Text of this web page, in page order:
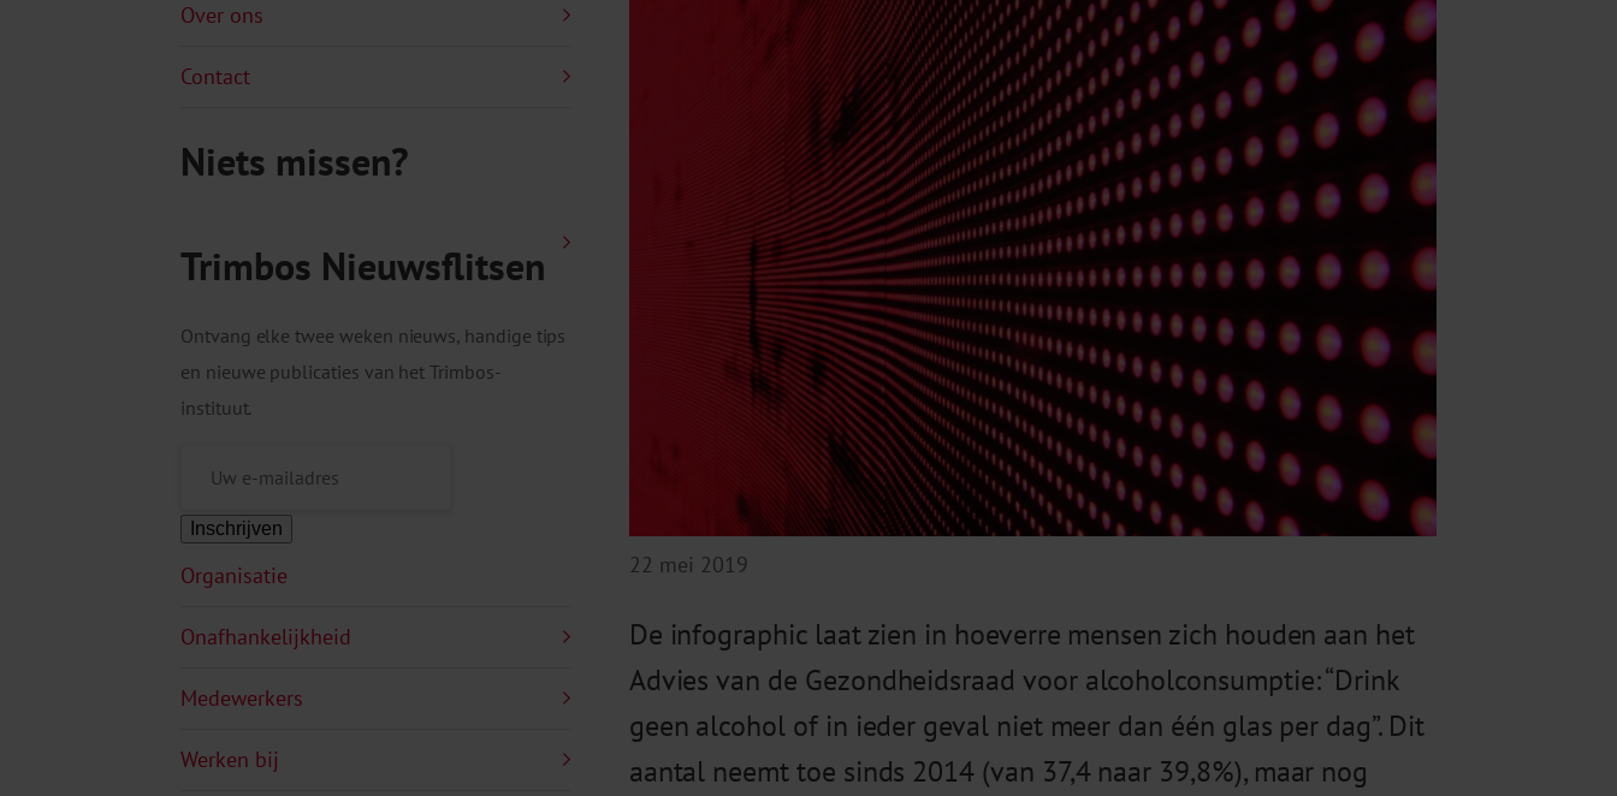
Over ons
Contact
Niets missen?
Trimbos Nieuwsflitsen
Ontvang elke twee weken nieuws, handige tips
en nieuwe publicaties van het Trimbos-
instituut.
Inschrijven
Organisatie
Onafhankelijkheid
Medewerkers
Werken bij
22 mei 2019
De infographic laat zien in hoeverre mensen zich houden aan het
Advies van de Gezondheidsraad voor alcoholconsumptie: “Drink
geen alcohol of in ieder geval niet meer dan één glas per dag”. Dit
aantal neemt toe sinds 2014 (van 37,4 naar 39,8%), maar nog